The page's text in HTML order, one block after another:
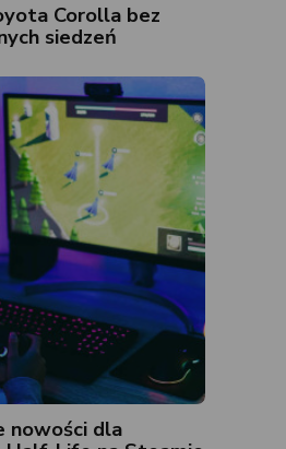
Corolla bez
siedzeń
nowości dla